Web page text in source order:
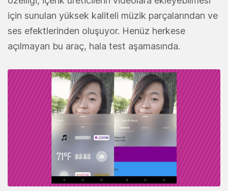
için sunulan yüksek kaliteli müzik parçalarından ve
ses efektlerinden oluşuyor. Henüz herkese
açılmayan bu araç, hala test aşamasında.